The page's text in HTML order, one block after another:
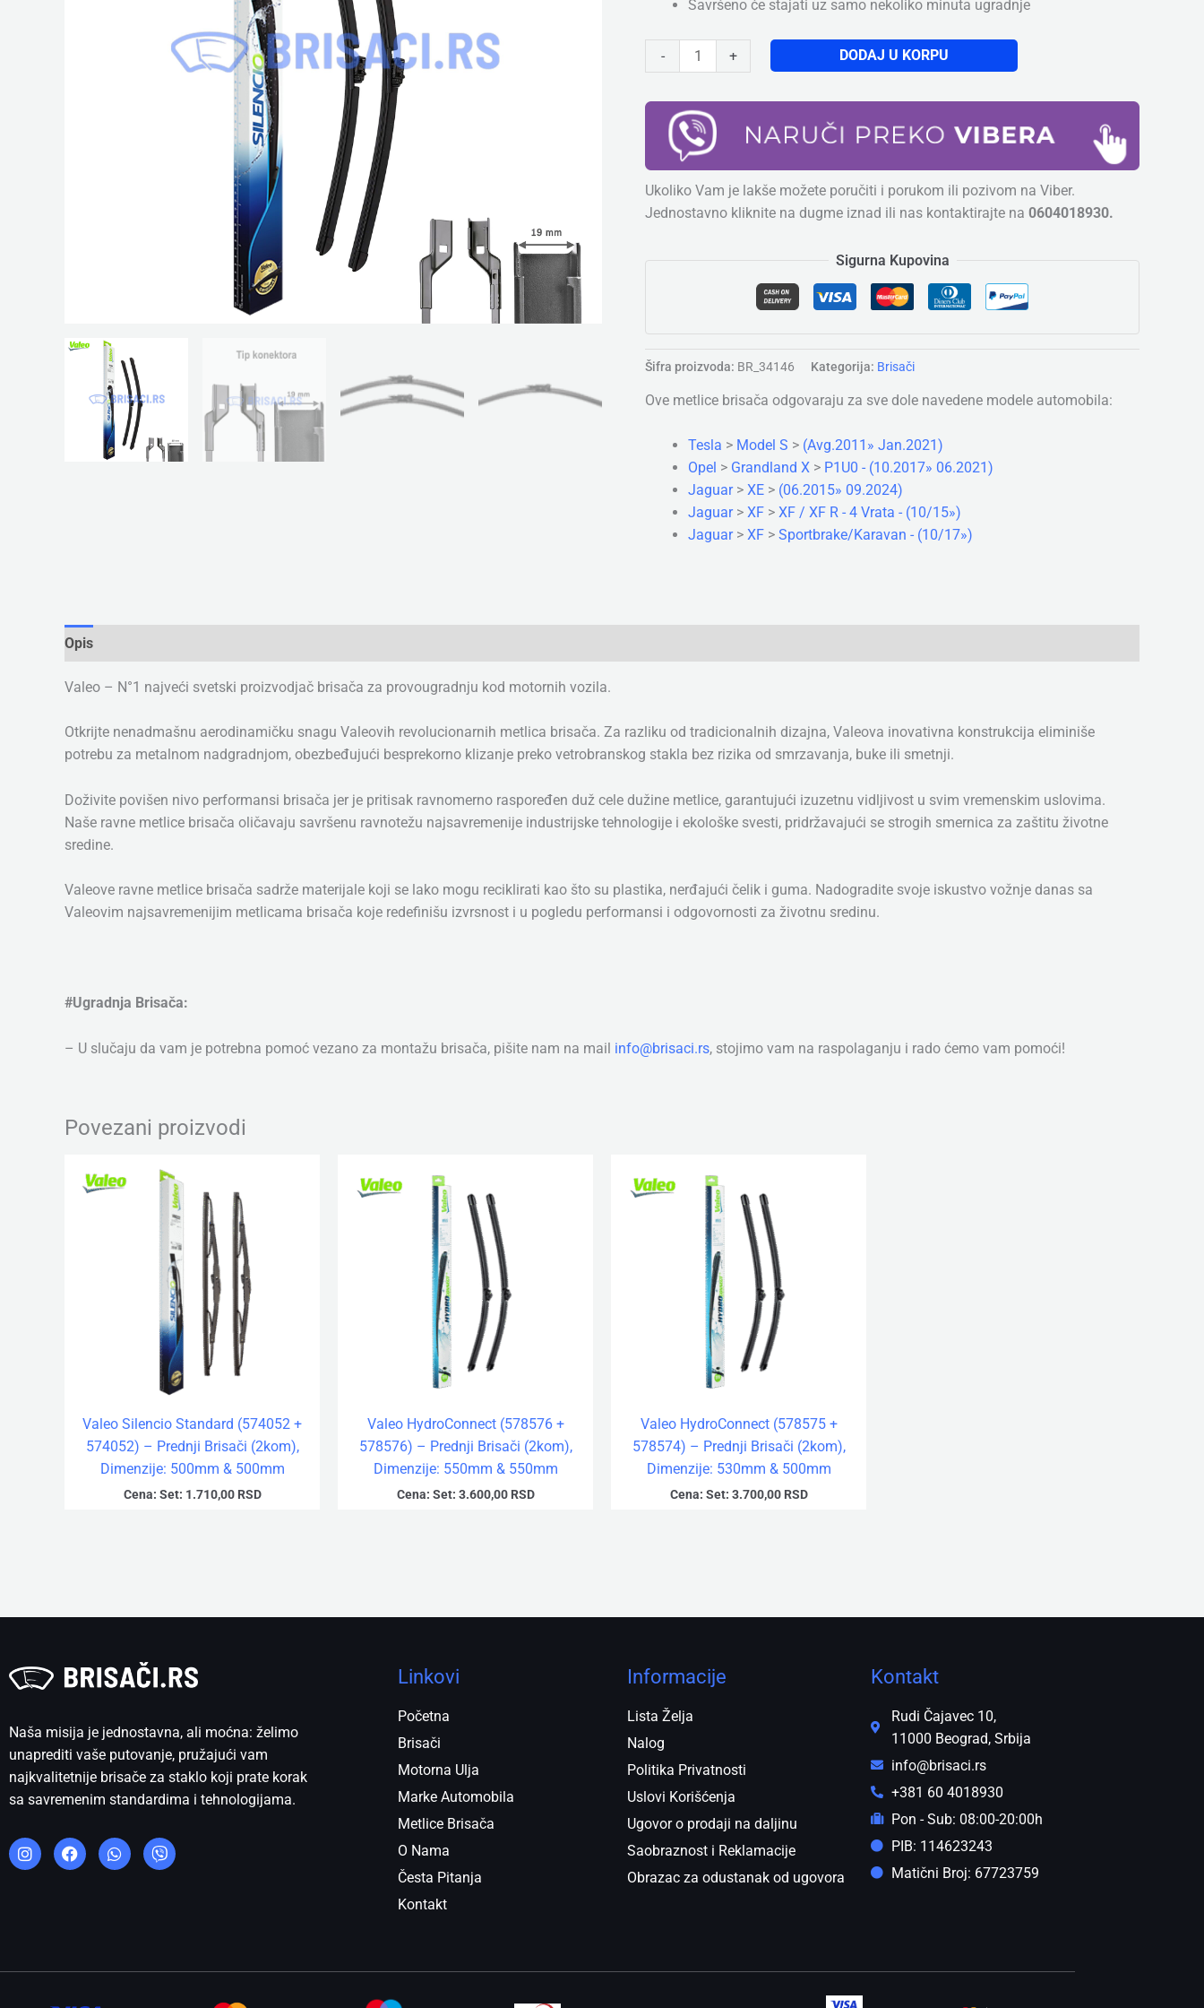
Savršeno će stajati uz samo nekoliko minuta ugradnje
-
&
+ DODAJ U KORPU
Ukoliko Vam je lakše možete poručiti i porukom ili pozivom na Viber.
Jednostavno kliknite na dugme iznad ili nas kontaktirajte na 0604018930.
Sigurna Kupovina
Šifra proizvoda: BR_34146 Kategorija: Brisači
Ove metlice brisača odgovaraju za sve dole navedene modele automobila:
Tesla > Model S > (Avg.2011» Jan.2021)
Opel > Grandland X > P1U0 - (10.2017» 06.2021)
Jaguar> XE > (06.2015» 09.2024)
Jaguar> XF > XF / XF R - 4 Vrata - (10/15»)
Jaguar> XF > Sportbrake/Karavan - (10/17»)
Opis
Valeo – N°1 najveći svetski proizvodjač brisača za provougradnju kod motornih vozila.
Otkrijte nenadmašnu aerodinamičku snagu Valeovih revolucionarnih metlica brisača. Za razliku od tradicionalnih dizajna, Valeova inovativna konstrukcija eliminiše
potrebu za metalnom nadgradnjom, obezbeđujući besprekorno klizanje preko vetrobranskog stakla bez rizika od smrzavanja, buke ili smetnji.
Doživite povišen nivo performansi brisača jer je pritisak ravnomerno raspoređen duž cele dužine metlice, garantujući izuzetnu vidljivost u svim vremenskim uslovima.
Naše ravne metlice brisača oličavaju savršenu ravnotežu najsavremenije industrijske tehnologije i ekološke svesti, pridržavajući se strogih smernica za zaštitu životne
sredine.
Valeove ravne metlice brisača sadrže materijale koji se lako mogu reciklirati kao što su plastika, nerđajući čelik i guma. Nadogradite svoje iskustvo vožnje danas sa
Valeovim najsavremenijim metlicama brisača koje redefinišu izvrsnost i u pogledu performansi i odgovornosti za životnu sredinu.
#Ugradnja Brisača:
– U slučaju da vam je potrebna pomoć vezano za montažu brisača, pišite nam na mail info@brisaci.rs, stojimo vam na raspolaganju i rado ćemo vam pomoći!
Povezani proizvodi
Valeo Silencio Standard (574052 +
574052) – Prednji Brisači (2kom),
Dimenzije: 500mm & 500mm
Cena: Set: 1.710,00 RSD
Valeo HydroConnect (578576 +
578576) – Prednji Brisači (2kom),
Dimenzije: 550mm & 550mm
Cena: Set: 3.600,00 RSD
Valeo HydroConnect (578575 +
578574) – Prednji Brisači (2kom),
Dimenzije: 530mm & 500mm
Cena: Set: 3.700,00 RSD
Naša misija je jednostavna, ali moćna: želimo
unaprediti vaše putovanje, pružajući vam
najkvalitetnije brisače za staklo koji prate korak
sa savremenim standardima i tehnologijama.
n
s
a
c
h
a
i
b
Linkovi
Početna
Brisači
Motorna Ulja
Marke Automobila
Metlice Brisača
O Nama
Česta Pitanja
Kontakt
Informacije
Lista Želja
Nalog
Politika Privatnosti
Uslovi Korišćenja
Ugovor o prodaji na daljinu
Saobraznost i Reklamacije
Obrazac za odustanak od ugovora
Kontakt
Rudi Čajavec 10,
11000 Beograd, Srbija
info@brisaci.rs
+381 60 4018930
Pon - Sub: 08:00-20:00h
PIB: 114623243
Matični Broj: 67723759